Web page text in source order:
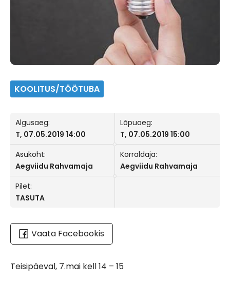
KOOLITUS/TÖÖTUBA
Algusaeg:
T, 07.05.2019 14:00
Lõpuaeg:
T, 07.05.2019 15:00
Asukoht:
Aegviidu Rahvamaja
Korraldaja:
Aegviidu Rahvamaja
Pilet:
TASUTA
Vaata Facebookis
Teisipäeval, 7.mai kell 14 – 15